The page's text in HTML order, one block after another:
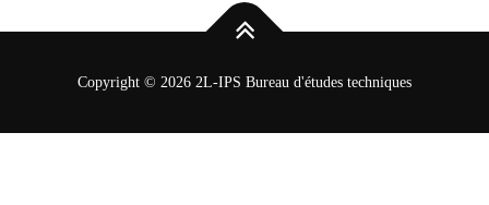
Copyright © 2026 2L-IPS Bureau d'études techniques